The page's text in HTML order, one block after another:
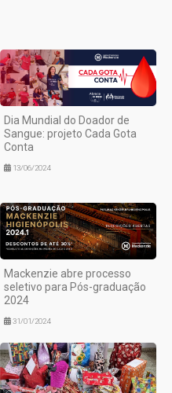
Dia Mundial do Doador de
Sangue: projeto Cada Gota
Conta
13/06/2024
Mackenzie abre processo
seletivo para Pós-graduação
2024
31/01/2024